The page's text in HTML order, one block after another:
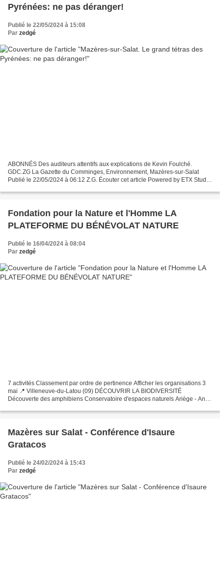
Pyrénées: ne pas déranger!
Publié le 22/05/2024 à 15:08
Par zedgé
ABONNÉS Des auditeurs attentifs aux explications de Kevin Foulché.
GDC.ZG La Gazette du Comminges, Environnement, Mazères-sur-Salat
Publié le 22/05/2024 à 06:12 Z.G. Écouter cet article Powered by ETX Studio
Fondation pour la Nature et l'Homme LA
PLATEFORME DU BÉNÉVOLAT NATURE
Publié le 16/04/2024 à 08:04
Par zedgé
7 activités Classement par ordre de pertinence Afficher les organisations 3
mai 📍 Villeneuve-du-Latou (09) DÉCOUVRIR LA BIODIVERSITÉ
Découverte des amphibiens Conservatoire d'espaces naturels Ariège - Ana
Mazères sur Salat - Conférence d'Isaure
Gratacos
Publié le 24/02/2024 à 15:43
Par zedgé